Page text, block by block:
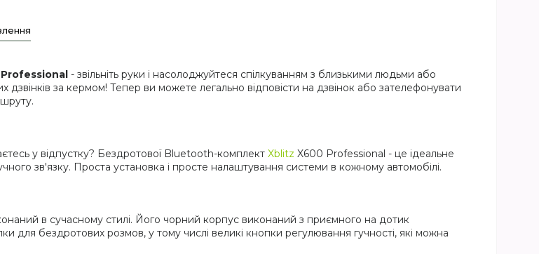
- звільніть руки і насолоджуйтеся спілкуванням з близькими людьми або
за кермом! Тепер ви можете легально відповісти на дзвінок або зателефонувати
у відпустку? Бездротової Bluetooth-комплект Xblitz X600 Professional - це ідеальне
зв'язку. Проста установка і просте налаштування системи в кожному автомобілі.
в сучасному стилі. Його чорний корпус виконаний з приємного на дотик
для бездротових розмов, у тому числі великі кнопки регулювання гучності, які можна